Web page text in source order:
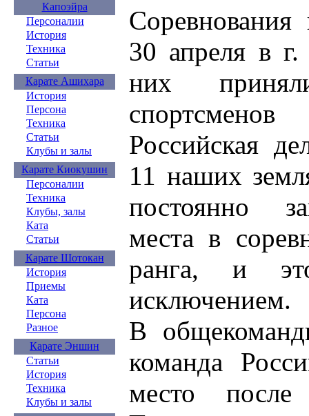
Капоэйра
Персоналии
История
Техника
Статьи
Карате Ашихара
История
Персона
Техника
Статьи
Клубы и залы
Карате Киокушин
Персоналии
Техника
Клубы, залы
Ката
Статьи
Карате Шотокан
История
Приемы
Ката
Персона
Разное
Карате Эншин
Статьи
История
Техника
Клубы и залы
30 апреля в
них
Российская
11 наших
постоянно
места в
ранга, и
исключением.
В
команда
место